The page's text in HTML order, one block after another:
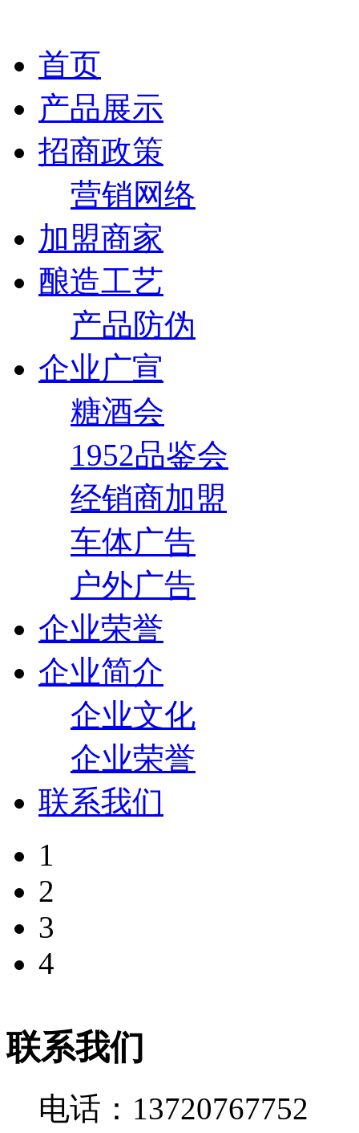
首页
产品展示
招商政策
营销网络
加盟商家
酿造工艺
产品防伪
企业广宣
糖酒会
1952品鉴会
经销商加盟
车体广告
户外广告
企业荣誉
企业简介
企业文化
企业荣誉
联系我们
1
2
3
4
联系我们
电话：13720767752